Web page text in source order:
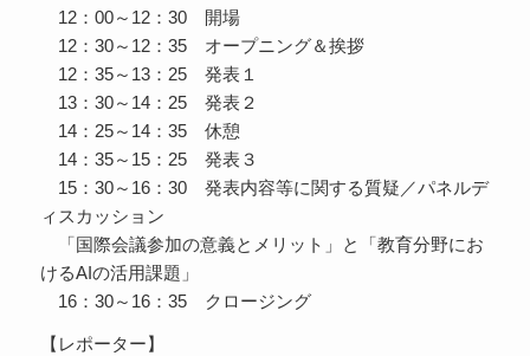
12：00～12：30 開場
12：30～12：35 オープニング＆挨拶
12：35～13：25 発表１
13：30～14：25 発表２
14：25～14：35 休憩
14：35～15：25 発表３
15：30～16：30 発表内容等に関する質疑／パネルデ
ィスカッション
「国際会議参加の意義とメリット」と「教育分野にお
けるAIの活用課題」
16：30～16：35 クロージング
【レポーター】